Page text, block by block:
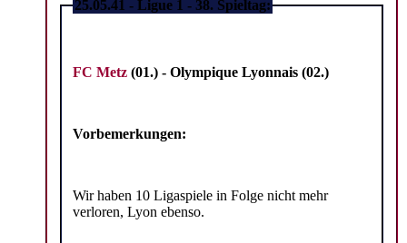
25.05.41 - Ligue 1 - 38. Spieltag:
FC Metz (01.) - Olympique Lyonnais (02.)
Vorbemerkungen:
Wir haben 10 Ligaspiele in Folge nicht mehr
verloren, Lyon ebenso.